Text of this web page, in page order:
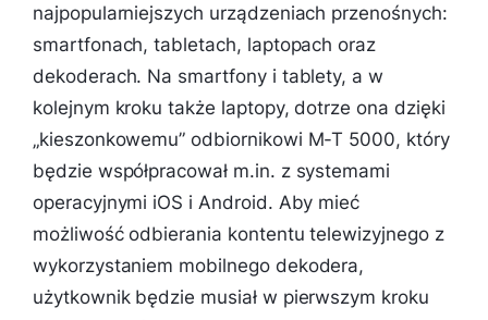
najpopularniejszych urządzeniach przenośnych:
smartfonach, tabletach, laptopach oraz
dekoderach. Na smartfony i tablety, a w
kolejnym kroku także laptopy, dotrze ona dzięki
„kieszonkowemu” odbiornikowi M-T 5000, który
będzie współpracował m.in. z systemami
operacyjnymi iOS i Android. Aby mieć
możliwość odbierania kontentu telewizyjnego z
wykorzystaniem mobilnego dekodera,
użytkownik będzie musiał w pierwszym kroku